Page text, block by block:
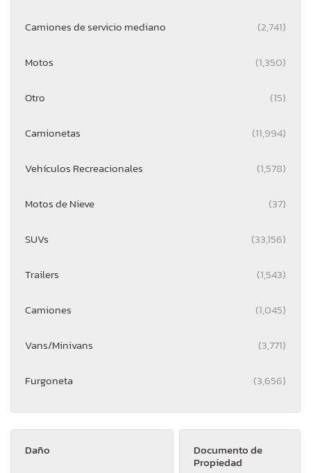
Camiones de servicio mediano (2,741)
Motos (1,350)
Otro (15)
Camionetas (11,994)
Vehículos Recreacionales (1,578)
Motos de Nieve (37)
SUVs (33,156)
Trailers (1,543)
Camiones (1,045)
Vans/Minivans (3,771)
Furgoneta (3,656)
Daño Documento de
Propiedad